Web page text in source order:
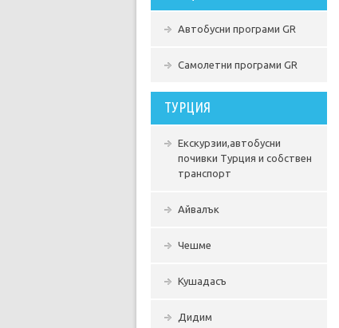
Автобусни програми GR
Самолетни програми GR
ТУРЦИЯ
Екскурзии,автобусни
почивки Турция и собствен
транспорт
Айвалък
Чешме
Кушадасъ
Дидим